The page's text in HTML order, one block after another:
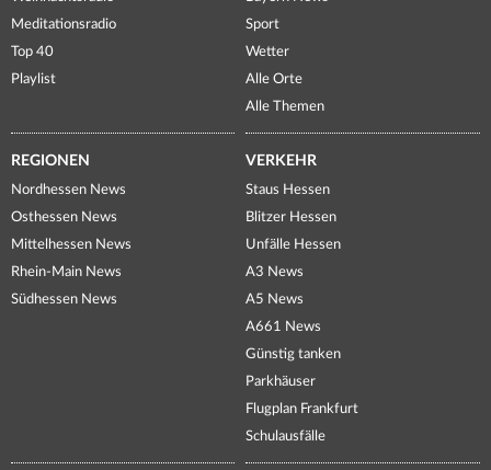
Meditationsradio
Top 40
Playlist
Sport
Wetter
Alle Orte
Alle Themen
REGIONEN
Nordhessen News
Osthessen News
Mittelhessen News
Rhein-Main News
Südhessen News
VERKEHR
Staus Hessen
Blitzer Hessen
Unfälle Hessen
A3 News
A5 News
A661 News
Günstig tanken
Parkhäuser
Flugplan Frankfurt
Schulausfälle